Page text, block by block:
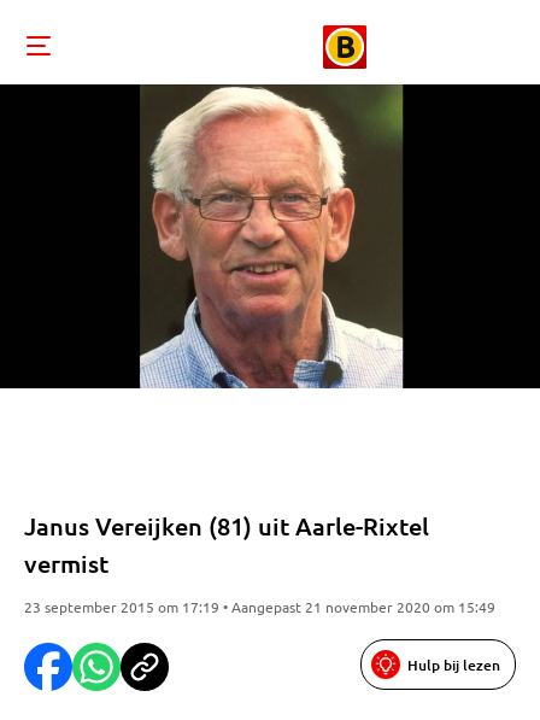
Janus Vereijken (81) uit Aarle-Rixtel
vermist
23 september 2015 om 17:19 • Aangepast 21 november 2020 om 15:49
Hulp bij lezen